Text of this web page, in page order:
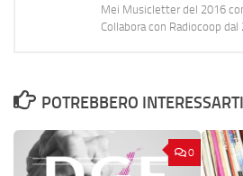
Mei Musicletter del 2016
Collabora con Radiocoop dal
POTREBBERO
0